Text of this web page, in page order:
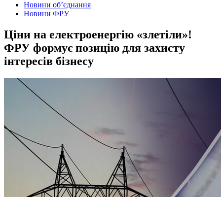
Новини об’єднання
Новини ФРУ
Ціни на електроенергію «злетіли»!
ФРУ формує позицію для захисту
інтересів бізнесу